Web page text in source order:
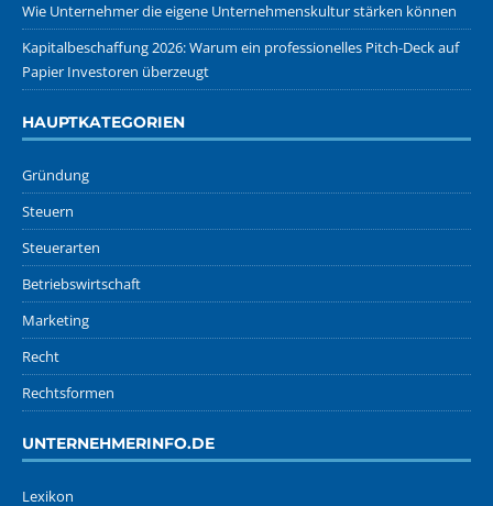
Wie Unternehmer die eigene Unternehmenskultur stärken können
Kapitalbeschaffung 2026: Warum ein professionelles Pitch-Deck auf
Papier Investoren überzeugt
HAUPTKATEGORIEN
Gründung
Steuern
Steuerarten
Betriebswirtschaft
Marketing
Recht
Rechtsformen
UNTERNEHMERINFO.DE
Lexikon